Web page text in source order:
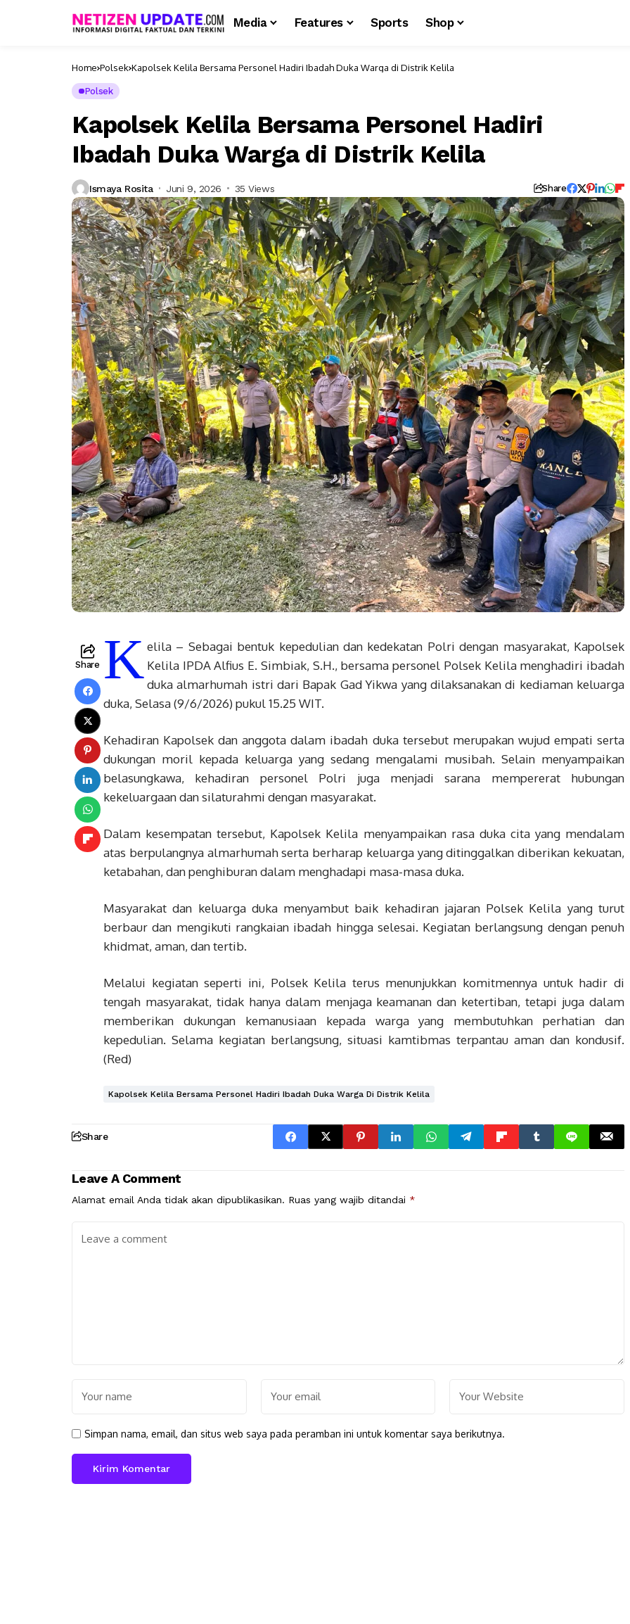
Media Features Sports Shop
Home Polsek Kapolsek Kelila Bersama Personel Hadiri Ibadah Duka Warga di Distrik Kelila
Polsek
Kapolsek Kelila Bersama Personel Hadiri
Ibadah Duka Warga di Distrik Kelila
Ismaya Rosita Juni 9, 2026 35 Views Share
Share Kelila – Sebagai bentuk kepedulian dan kedekatan Polri dengan masyarakat, Kapolsek
Kelila IPDA Alfius E. Simbiak, S.H., bersama personel Polsek Kelila menghadiri ibadah
duka almarhumah istri dari Bapak Gad Yikwa yang dilaksanakan di kediaman keluarga
duka, Selasa (9/6/2026) pukul 15.25 WIT.
Kehadiran Kapolsek dan anggota dalam ibadah duka tersebut merupakan wujud empati serta
dukungan moril kepada keluarga yang sedang mengalami musibah. Selain menyampaikan
belasungkawa, kehadiran personel Polri juga menjadi sarana mempererat hubungan
kekeluargaan dan silaturahmi dengan masyarakat.
Dalam kesempatan tersebut, Kapolsek Kelila menyampaikan rasa duka cita yang mendalam
atas berpulangnya almarhumah serta berharap keluarga yang ditinggalkan diberikan kekuatan,
ketabahan, dan penghiburan dalam menghadapi masa-masa duka.
Masyarakat dan keluarga duka menyambut baik kehadiran jajaran Polsek Kelila yang turut
berbaur dan mengikuti rangkaian ibadah hingga selesai. Kegiatan berlangsung dengan penuh
khidmat, aman, dan tertib.
Melalui kegiatan seperti ini, Polsek Kelila terus menunjukkan komitmennya untuk hadir di
tengah masyarakat, tidak hanya dalam menjaga keamanan dan ketertiban, tetapi juga dalam
memberikan dukungan kemanusiaan kepada warga yang membutuhkan perhatian dan
kepedulian. Selama kegiatan berlangsung, situasi kamtibmas terpantau aman dan kondusif.
(Red)
Kapolsek Kelila Bersama Personel Hadiri Ibadah Duka Warga Di Distrik Kelila
Share
Leave A Comment
Alamat email Anda tidak akan dipublikasikan. Ruas yang wajib ditandai *
Simpan nama, email, dan situs web saya pada peramban ini untuk komentar saya berikutnya.